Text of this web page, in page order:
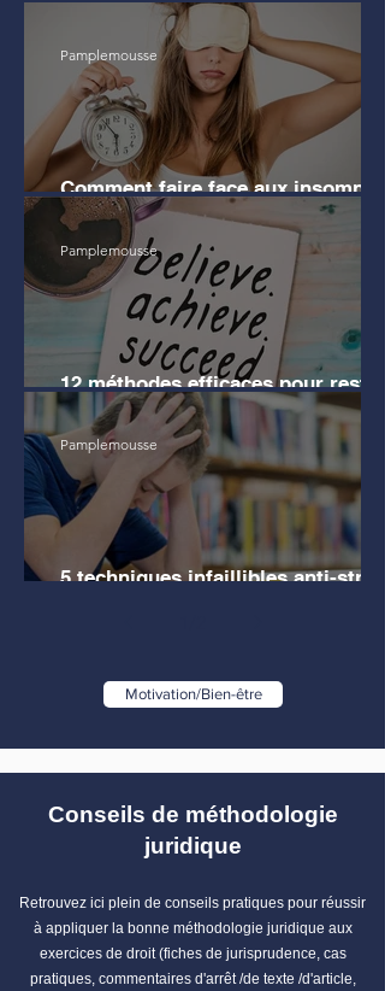
avant mes études de Droit
Comment faire face aux insomnies
?
Pamplemousse
12 méthodes efficaces pour rester
motivé pendant les révisions
Pamplemousse
5 techniques infaillibles anti-stress
Pamplemousse
Motivation/Bien-être
Conseils de méthodologie
juridique
Retrouvez ici plein de conseils pratiques pour réussir
à appliquer la bonne méthodologie juridique aux
exercices de droit (fiches de jurisprudence, cas
pratiques, commentaires d'arrêt /de texte /d'article,